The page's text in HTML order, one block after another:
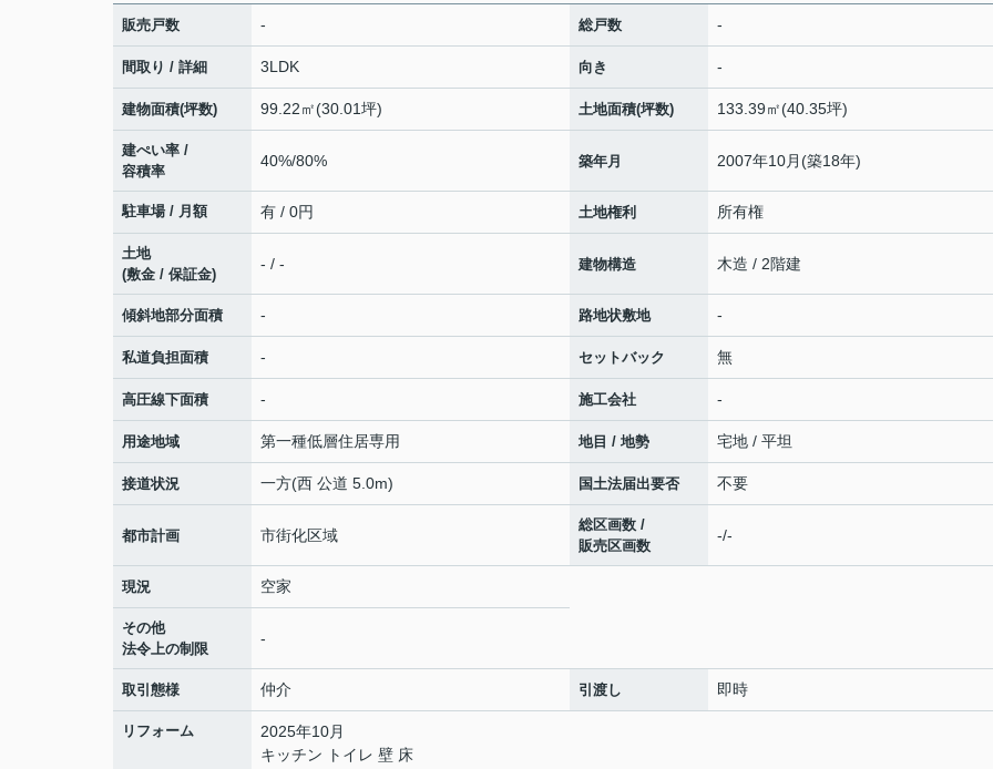
販売戸数 - 総戸数 -
間取り / 詳細 3LDK 向き -
建物面積(坪数) 99.22㎡(30.01坪) 土地面積(坪数) 133.39㎡(40.35坪)
建ぺい率 /
容積率
40%/80% 築年月 2007年10月(築18年)
駐車場 / 月額 有 / 0円 土地権利 所有権
土地
(敷金 / 保証金)
- / - 建物構造 木造 / 2階建
傾斜地部分面積 - 路地状敷地 -
私道負担面積 - セットバック 無
高圧線下面積 - 施工会社 -
用途地域 第一種低層住居専用 地目 / 地勢 宅地 / 平坦
接道状況 一方(西 公道 5.0m) 国土法届出要否 不要
都市計画 市街化区域
総区画数 /
販売区画数
-/-
現況 空家
その他
法令上の制限
-
取引態様 仲介 引渡し 即時
リフォーム
2025年10月
キッチン トイレ 壁 床